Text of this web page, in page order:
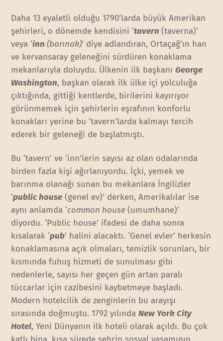
Daha 13 eyaletli olduğu 1790’larda büyük Amerikan
şehirleri, o dönemde kendisini ‘tavern(taverna)’
veya ‘inn (barınak)’ diye adlandıran, Ortaçağ’ın han
ve kervansaray geleneğini sürdüren konaklama
mekanlarıyla doluydu. Ülkenin ilk başkanıGeorge
Washington, başkan olarak ilk ülke içi yolculuğa
çıktığında, gittiği kentlerde, birilerini kayırıyor
görünmemek için şehirlerin eşrafının konforlu
konakları yerine bu ‘tavern’larda kalmayı tercih
ederek bir geleneği de başlatmıştı.
Bu ‘tavern’ ve ‘inn’lerin sayısı az olan odalarında
birden fazla kişi ağırlanıyordu. İçki, yemek ve
barınma olanağı sunan bu mekanlara İngilizler
‘public house (genel ev)’ derken, Amerikalılar ise
aynı anlamda ‘common house(umumhane)’
diyordu. ‘Public house’ ifadesi de daha sonra
kısalarak ‘pub’ halini alacaktı. ‘Genel evler’ herkesin
konaklamasına açık olmaları, temizlik sorunları, bir
kısmında fuhuş hizmeti de sunulması gibi
nedenlerle, sayısı her geçen gün artan paralı
tüccarlar için cazibesini kaybetmeye başladı.
Modern hotelcilik de zenginlerin bu arayışı
sırasında doğmuştu. 1792 yılındaNew York City
Hotel, Yeni Dünyanın ilk hoteli olarak açıldı. Bu çok